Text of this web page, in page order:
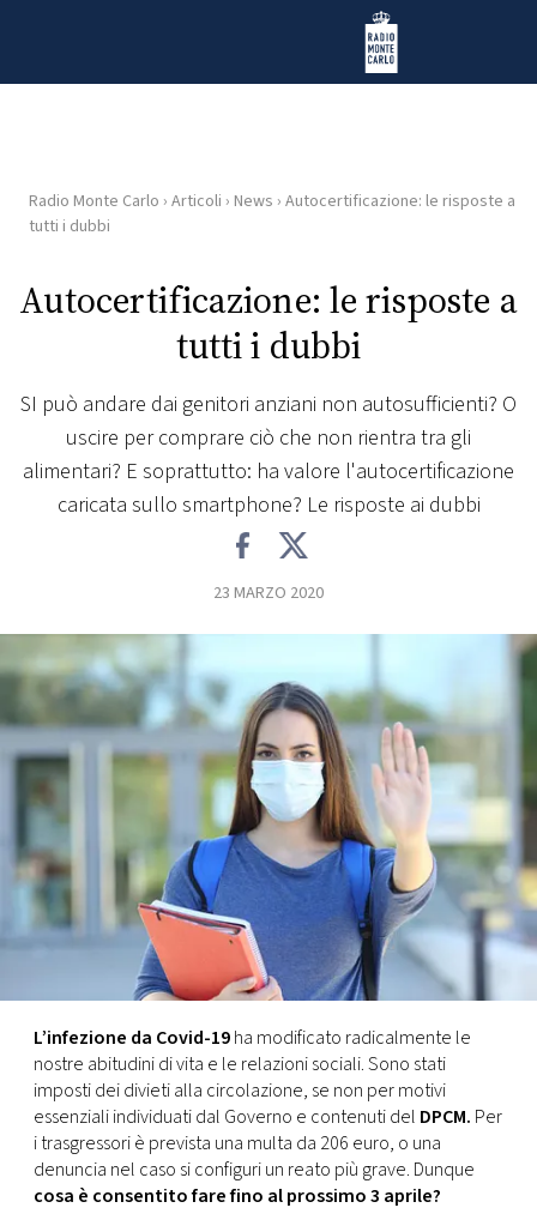
Radio Monte Carlo
HOME
RADIO
PLAYLIST
NEWS
CONCORSI
EVENTI
VIDEO
TV
PRINCIPATO
MONACO
RMC
CONSIGLIA
Radio Monte Carlo › Articoli › News › Autocertificazione: le risposte a
tutti i dubbi
Autocertificazione: le risposte a
tutti i dubbi
SI può andare dai genitori anziani non autosufficienti? O
uscire per comprare ciò che non rientra tra gli
alimentari? E soprattutto: ha valore l'autocertificazione
caricata sullo smartphone? Le risposte ai dubbi
23 MARZO 2020
L’infezione da Covid-19ha modificato radicalmente le
nostre abitudini di vita e le relazioni sociali. Sono stati
imposti dei divieti alla circolazione, se non per motivi
essenziali individuati dal Governo e contenuti del DPCM. Per
i trasgressori è prevista una multa da 206 euro, o una
denuncia nel caso si configuri un reato più grave. Dunque
cosa è consentito fare fino al prossimo 3 aprile?